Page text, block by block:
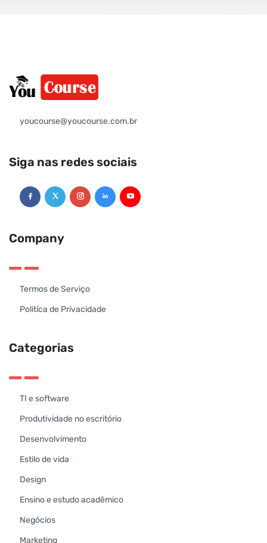
youcourse@youcourse.com.br
Siga nas redes sociais
Company
Termos de Serviço
Politíca de Privacidade
Categorias
TI e software
Produtividade no escritório
Desenvolvimento
Estilo de vida
Design
Ensino e estudo acadêmico
Negócios
Marketing